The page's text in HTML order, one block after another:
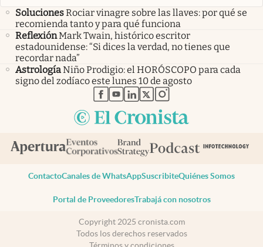
SolucionesRociar vinagre sobre las llaves: por qué se
recomienda tanto y para qué funciona
ReflexiónMark Twain, histórico escritor
estadounidense: “Si dices la verdad, no tienes que
recordar nada”
AstrologíaNiño Prodigio: el HORÓSCOPO para cada
signo del zodíaco este lunes 10 de agosto
abre en nueva pestaña
abre en nueva pestaña
abre en nueva pestaña
abre en nueva pestaña
abre en nueva pestaña
ContactoCanales de WhatsAppSuscribiteQuiénes Somos
Portal de ProveedoresTrabajá con nosotros
Copyright 2025 cronista.com
Todos los derechos reservados